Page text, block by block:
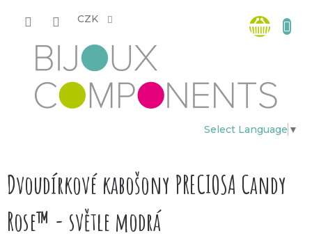
CZK
Select Language ▼
košík
Dvoudírkové kabošony PRECIOSA Candy
Rose™ - světle modrá